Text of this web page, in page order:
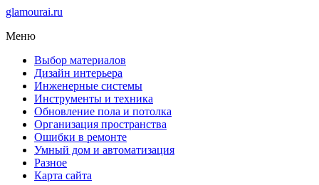
glamourai.ru
Меню
Выбор материалов
Дизайн интерьера
Инженерные системы
Инструменты и техника
Обновление пола и потолка
Организация пространства
Ошибки в ремонте
Умный дом и автоматизация
Разное
Карта сайта